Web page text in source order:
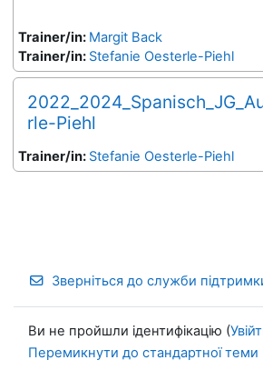
Trainer/in: Margit Back
Trainer/in: Stefanie Oesterle-Piehl
rle-Piehl
Trainer/in: Stefanie Oesterle-Piehl
Зверніться до служби
Ви не пройшли ідентифікацію (
Перемикнути до стандартної теми